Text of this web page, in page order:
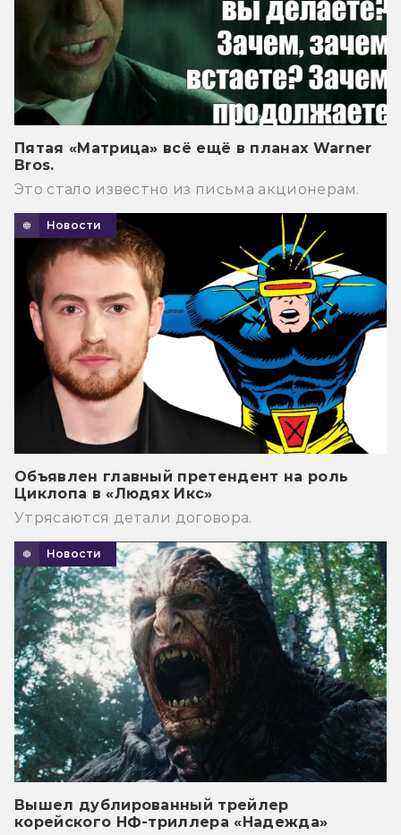
Пятая «Матрица» всё ещё в планах Warner
Bros.
Это стало известно из письма акционерам.
Новости
Объявлен главный претендент на роль
Циклопа в «Людях Икс»
Утрясаются детали договора.
Новости
Вышел дублированный трейлер
корейского НФ-триллера «Надежда»